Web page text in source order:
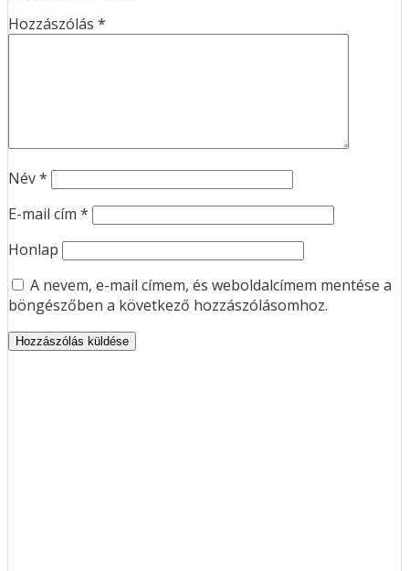
Hozzászólás *
Név*
E-mail cím *
Honlap
A nevem, e-mail címem, és weboldalcímem mentése a
böngészőben a következő hozzászólásomhoz.